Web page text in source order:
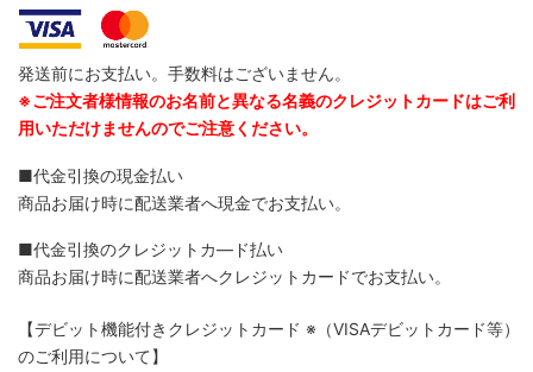
発送前にお支払い。手数料はございません。
※ご注文者様情報のお名前と異なる名義のクレジットカードはご利
用いただけませんのでご注意ください。
■代金引換の現金払い
商品お届け時に配送業者へ現金でお支払い。
■代金引換のクレジットカ―ド払い
商品お届け時に配送業者へクレジットカードでお支払い。
【デビット機能付きクレジットカード ※（VISAデビットカード等）
のご利用について】